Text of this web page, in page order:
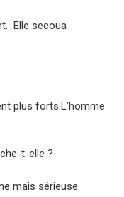
Elle secoua
plus forts.L’homme
t-elle ?
mais sérieuse.